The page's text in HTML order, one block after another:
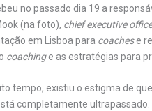
no passado dia 19 a
(na foto), chief executive
em Lisboa para coachese
coachinge as estratégias para
tempo, existiu o estigma de
completamente ultrapassado.